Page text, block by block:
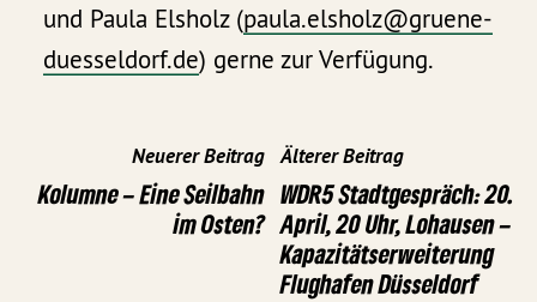
und Paula Elsholz (paula.elsholz@gruene-
duesseldorf.de) gerne zur Verfügung.
Neuerer Beitrag
Kolumne – Eine Seilbahn
im Osten?
Älterer Beitrag
WDR5 Stadtgespräch: 20.
April, 20 Uhr, Lohausen –
Kapazitätserweiterung
Flughafen Düsseldorf